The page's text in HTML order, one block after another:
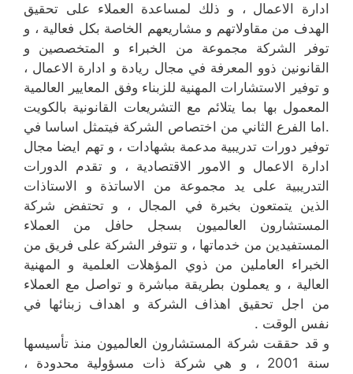
ادارة الاعمال ، و ذلك لمساعدة العملاء على تحقيق
الهدف من مقاولاتهم و مشاريعهم الخاصة بكل فعالية ، و
توفر الشركة مجموعة من الخبراء و المتخصصين و
القانونين ذوو المعرفة في مجال ريادة و ادارة الاعمال ،
و توفير الاستشارات المهنية للزبناء وفق المعايير العالمية
المعمول بها بما يتلائم مع التشريعات القانونية بالكويت
.اما الفرع الثاني من اختصاص الشركة فيتمثل اساسا في
توفير دورات تدريبية مدعمة بشهادات ، و تهم ايضا مجال
ادارة الاعمال و الامور الاقتصادية ، و تقدم الدورات
التدريبية على يد مجموعة من الاساتذة و الاستاذات
الذين يتمتعون بخبرة في المجال ، و تحتفض شركة
المستشارون العالميون بسجل حافل من العملاء
المستفيدين من خدماتها ، و تتوفر الشركة على فريق من
الخبراء العاملين من ذوي المؤهلات العلمية و المهنية
العالية ، و يعملون بطريقة مباشرة و تواصل مع العملاء
من اجل تحقيق اهذاف الشركة و اهداف زبنائها في
نفس الوقت .
و قد حققت شركة المستشارون العالميون منذ تأسيسها
سنة 2001 ، و هي شركة ذات مسؤولية محدودة ،